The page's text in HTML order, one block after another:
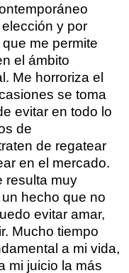
y por
me permite
el ámbito
Me horroriza el
se toma
evitar en todo lo
de
de regatear
en el mercado.
resulta muy
hecho que no
evitar amar,
Mucho tiempo
a mi vida,
mi juicio la más